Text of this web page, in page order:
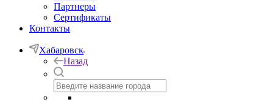
Партнеры
Сертификаты
Контакты
Хабаровск
Назад